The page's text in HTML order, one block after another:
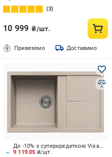
3
10 999 ₴/шт.
Привеземо Доставимо
9 119.05 ₴/шт.
До -10% з суперкредиткою Visa Вигода